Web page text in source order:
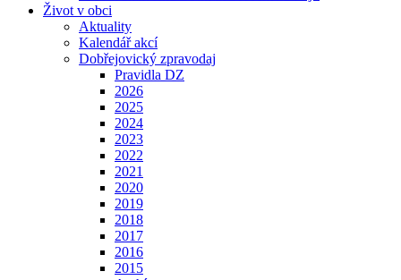
Život v obci
Aktuality
Kalendář akcí
Dobřejovický zpravodaj
Pravidla DZ
2026
2025
2024
2023
2022
2021
2020
2019
2018
2017
2016
2015